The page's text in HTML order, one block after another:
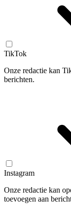
TikTok
Onze redactie kan
berichten.
Instagram
Onze redactie kan
toevoegen aan